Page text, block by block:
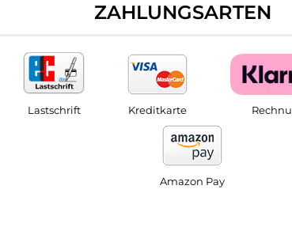
ZAHLUNGSARTEN
Lastschrift Kreditkarte
Amazon Pay